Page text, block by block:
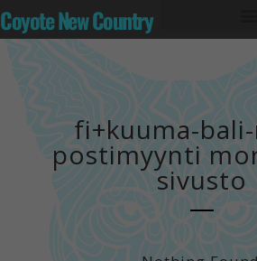
Coyote New Country
fi+kuuma-
postimyynti
sivusto